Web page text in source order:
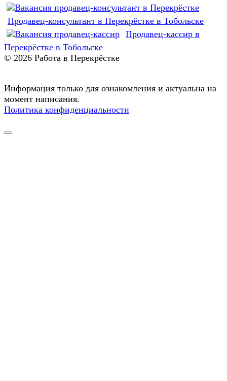
Продавец-консультант в Перекрёстке в Тобольске
Продавец-кассир в
Перекрёстке в Тобольске
© 2026 Работа в Перекрёстке
Информация только для ознакомления и актуальна на
момент написания.
Политика конфиденциальности